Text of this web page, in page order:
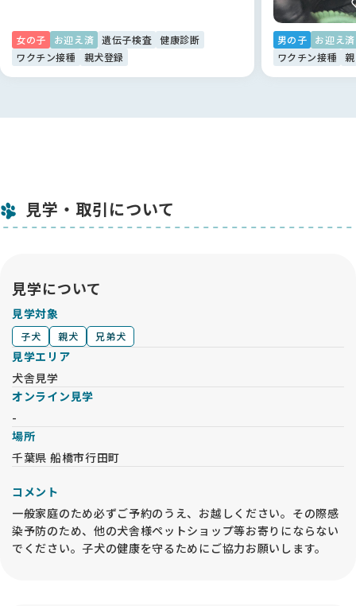
女の子 お迎え済 遺伝子検査
健康診断
ワクチン接種
親犬登録
男の子
お迎え済
ワクチン接種
見学・取引について
見学について
見学対象
子犬 親犬 兄弟犬
見学エリア
犬舎見学
オンライン見学
-
場所
千葉県 船橋市行田町
コメント
一般家庭のため必ずご予約のうえ、お越しください。その際感
染予防のため、他の犬舎様ペットショップ等お寄りにならない
でください。子犬の健康を守るためにご協力お願いします。